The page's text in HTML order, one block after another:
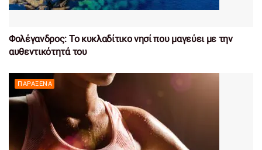
Φολέγανδρος: Το κυκλαδίτικο νησί που μαγεύει με την
αυθεντικότητά του
ΠΑΡΆΞΕΝΑ